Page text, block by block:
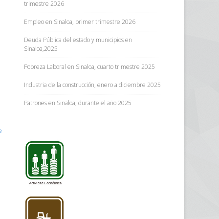
trimestre 2026
Empleo en Sinaloa, primer trimestre 2026
Deuda Pública del estado y municipios en
Sinaloa,2025
Pobreza Laboral en Sinaloa, cuarto trimestre 2025
Industria de la construcción, enero a diciembre 2025
Patrones en Sinaloa, durante el año 2025